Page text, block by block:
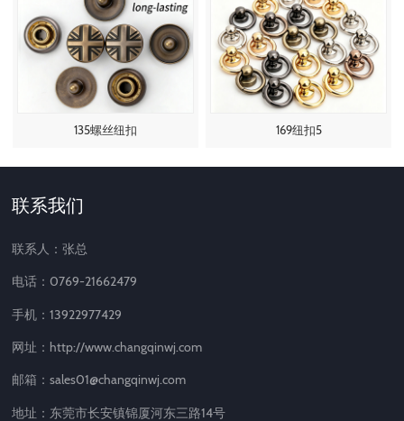
135螺丝纽扣 169纽扣5
联系我们
联系人：张总
电话：0769-21662479
手机：13922977429
网址：http://www.changqinwj.com
邮箱：sales01@changqinwj.com
地址：东莞市长安镇锦厦河东三路14号